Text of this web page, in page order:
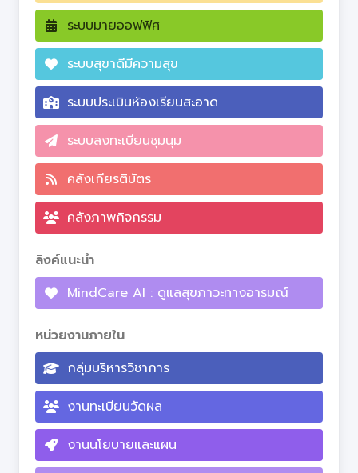
ระบบมายออฟฟิศ
ระบบสุขาดีมีความสุข
ระบบประเมินห้องเรียนสะอาด
ระบบลงทะเบียนชุมนุม
คลังเกียรติบัตร
คลังภาพกิจกรรม
ลิงค์แนะนำ
MindCare AI : ดูแลสุขภาวะทางอารมณ์
หน่วยงานภายใน
กลุ่มบริหารวิชาการ
งานทะเบียนวัดผล
งานนโยบายและแผน